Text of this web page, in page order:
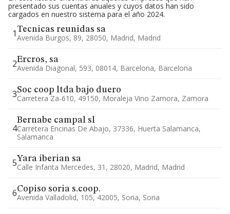
presentado sus cuentas anuales y cuyos datos han sido
cargados en nuestro sistema para el año 2024.
1 Tecnicas reunidas sa
Avenida Burgos, 89, 28050, Madrid, Madrid
2Ercros, sa
Avenida Diagonal, 593, 08014, Barcelona, Barcelona
3Soc coop ltda bajo duero
Carretera Za-610, 49150, Moraleja Vino Zamora, Zamora
4
Bernabe campal sl
Carretera Encinas De Abajo, 37336, Huerta Salamanca,
Salamanca
5Yara iberian sa
Calle Infanta Mercedes, 31, 28020, Madrid, Madrid
6Copiso soria s.coop.
Avenida Valladolid, 105, 42005, Soria, Soria